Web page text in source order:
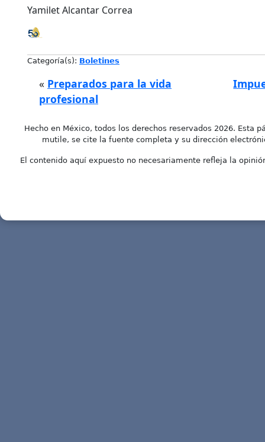
Yamilet Alcantar Correa
Categoría(s): Boletines
« Preparados para la vida
profesional
Hecho en México, todos los derechos reservados 2026. Esta
mutile, se cite la fuente completa y su dirección
El contenido aquí expuesto no necesariamente refleja la